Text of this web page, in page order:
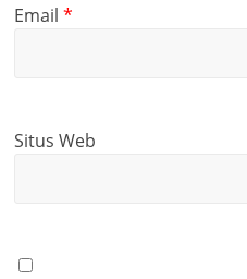
Email*
Situs Web